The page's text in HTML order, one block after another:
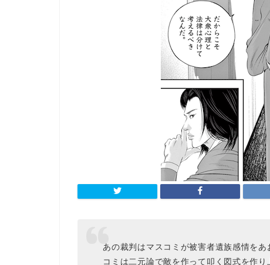
あの裁判はマスコミが被害者遺族感情を
コミは二元論で敵を作って叩く図式を作